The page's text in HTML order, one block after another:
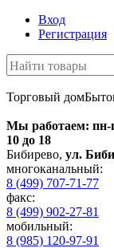
Вход
Регистрация
Торговый дом
Мы работаем: пн-
10 до 18
Бибирево, ул.
многоканальный:
8 (499) 707-71-77
факс:
8 (499) 902-27-81
мобильный:
8 (985) 120-97-91